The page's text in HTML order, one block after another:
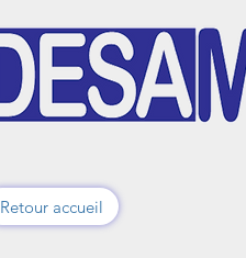
Retour accueil